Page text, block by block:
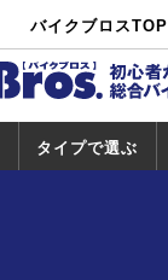
バイクブロスTOP
タイプで選ぶ